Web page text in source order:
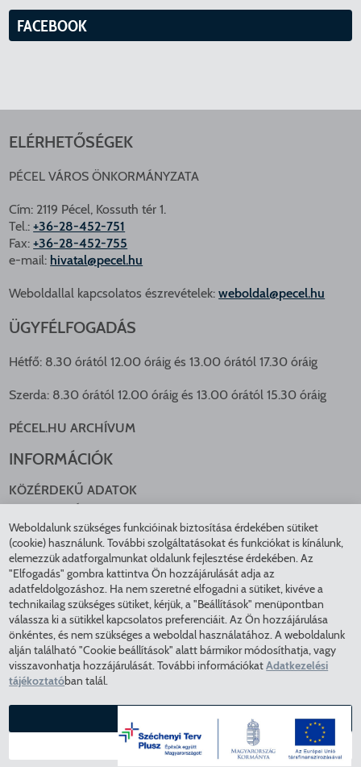
FACEBOOK
ELÉRHETŐSÉGEK
PÉCEL VÁROS ÖNKORMÁNYZATA
Cím: 2119 Pécel, Kossuth tér 1.
Tel.:+36-28-452-751
Fax:+36-28-452-755
e-mail: hivatal@pecel.hu
Weboldallal kapcsolatos észrevételek:weboldal@pecel.hu
ÜGYFÉLFOGADÁS
Hétfő: 8.30 órától 12.00 óráig és 13.00 órától 17.30 óráig
Szerda: 8.30 órától 12.00 óráig és 13.00 órától 15.30 óráig
PÉCEL.HU ARCHÍVUM
INFORMÁCIÓK
KÖZÉRDEKŰ ADATOK
KÖZLEKEDÉS
ADATKEZELÉS
ÁTLÁTHATÓ ÖNKORMÁNYZAT
COOKIE BEÁLLÍTÁSOK
INTÉZMÉNYEK
EGÉSZSÉGÜGY
KÖZMŰSZOLGÁLTATÓK
RENDVÉDELEM
VÁROSÜZEMELTETÉS
COPYRIGHT © 2025 - Pécel Város Önkormányzata - Minden
jog fenntartva - Az oldal tartalma feltöltés alatt
Weboldalunk szükséges funkcióinak biztosítása érdekében sütiket
(cookie) használunk. További szolgáltatásokat és funkciókat is kínálunk,
elemezzük adatforgalmunkat oldalunk fejlesztése érdekében. Az
"Elfogadás" gombra kattintva Ön hozzájárulását adja az
adatfeldolgozáshoz. Ha nem szeretné elfogadni a sütiket, kivéve a
technikailag szükséges sütiket, kérjük, a "Beállítások" menüpontban
válassza ki a sütikkel kapcsolatos preferenciáit. Az Ön hozzájárulása
önkéntes, és nem szükséges a weboldal használatához. A weboldalunk
alján található "Cookie beállítások" alatt bármikor módosíthatja, vagy
visszavonhatja hozzájárulását. További információkatAdatkezelési
tájékoztatóban talál.
BEÁLLÍTÁSOK